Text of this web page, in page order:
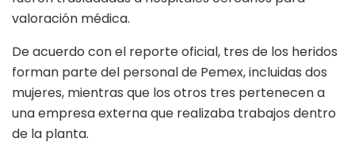
valoración médica.
De acuerdo con el reporte oficial, tres de los heridos
forman parte del personal de Pemex, incluidas dos
mujeres, mientras que los otros tres pertenecen a
una empresa externa que realizaba trabajos dentro
de la planta.